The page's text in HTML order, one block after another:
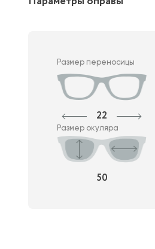
Размер переносицы
22
Размер окуляра
50